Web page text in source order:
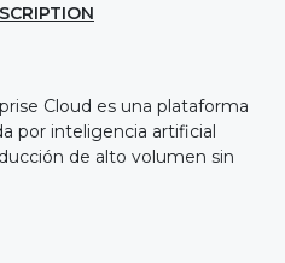
Cloud es una plataforma
por inteligencia artificial
de alto volumen sin